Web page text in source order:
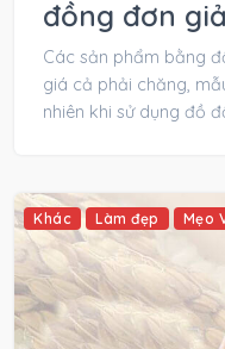
đồng đơn
Các sản phẩm bằng
giá cả phải chăng,
nhiên khi sử dụng đồ
Khác Làm đẹp Mẹo